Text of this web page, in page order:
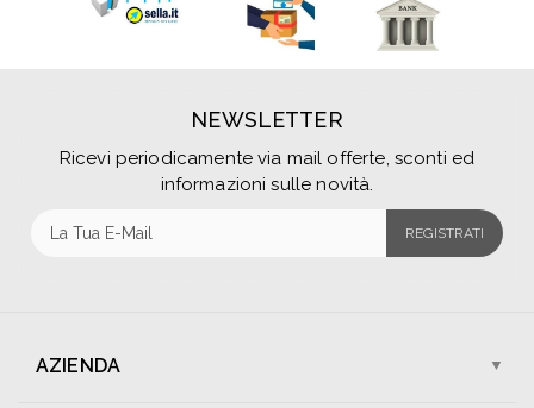
NEWSLETTER
Ricevi periodicamente via mail offerte, sconti ed
informazioni sulle novità.
REGISTRATI
AZIENDA